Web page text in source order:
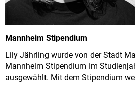
Mannheim Stipendium
Lily Jährling wurde von der Stadt
Mannheim Stipendium im
ausgewählt. Mit dem Stipendium